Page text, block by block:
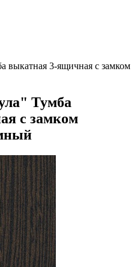
3-ящичная с замком
Тумба
с замком